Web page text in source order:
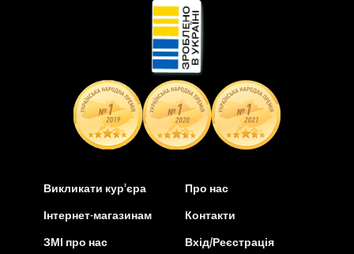
Викликати кур’єра
Інтернет-магазинам
ЗМІ про нас
Про нас
Контакти
Вхід/Реєстрація